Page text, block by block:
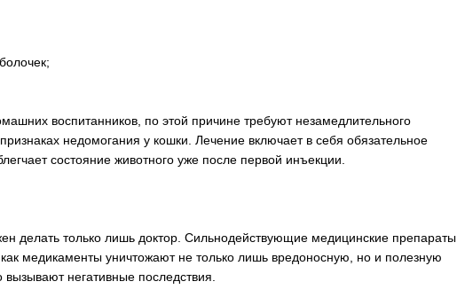
воспитанников, по этой причине требуют незамедлительного
недомогания у кошки. Лечение включает в себя обязательное
состояние животного уже после первой инъекции.
делать только лишь доктор. Сильнодействующие медицинские препараты
медикаменты уничтожают не только лишь вредоносную, но и полезную
негативные последствия.